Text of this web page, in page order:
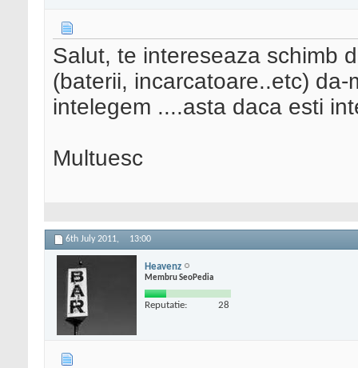
Salut, te intereseaza schimb
(baterii, incarcatoare..etc)
intelegem ....asta daca esti
Multuesc
6th July 2011, 13:00
Heavenz
Membru SeoPedia
Reputatie: 28